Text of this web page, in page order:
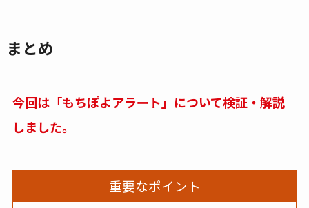
まとめ
今回は「もちぽよアラート 」について検証・解説
しました。
重要なポイント